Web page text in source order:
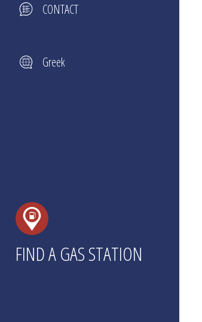
CONTACT
Greek
FIND A GAS STATION